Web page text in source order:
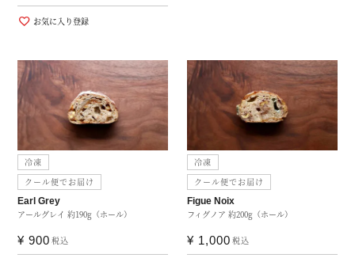
お気に入り登録
冷凍
クール便でお届け
アールグレイ 約190g（ホール）
Earl Grey
¥ 900 税込
冷凍
クール便でお届け
フィグノア 約200g（ホール）
Figue Noix
¥ 1,000 税込